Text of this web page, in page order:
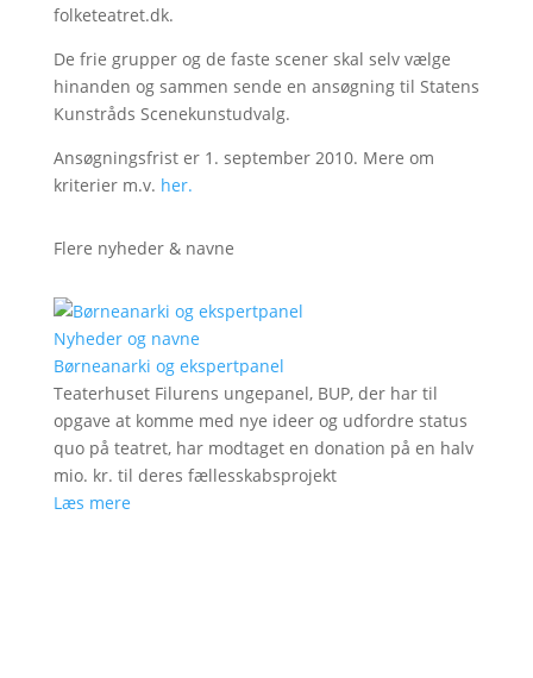
folketeatret.dk.
De frie grupper og de faste scener skal selv vælge
hinanden og sammen sende en ansøgning til Statens
Kunstråds Scenekunstudvalg.
Ansøgningsfrist er 1. september 2010. Mere om
kriterier m.v. her.
Flere nyheder & navne
Nyheder og navne
Børneanarki og ekspertpanel
Teaterhuset Filurens ungepanel, BUP, der har til
opgave at komme med nye ideer og udfordre status
quo på teatret, har modtaget en donation på en halv
mio. kr. til deres fællesskabsprojekt
Læs mere